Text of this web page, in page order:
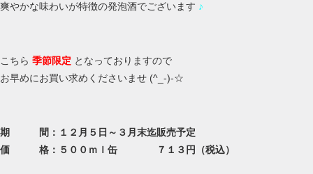
爽やかな味わいが特徴の発泡酒でございます ♪
こちら 季節限定 となっておりますので
お早めにお買い求めくださいませ (^_-)-☆
期 間：１２月５日～３月末迄販売予定
価 格：５００ｍｌ缶 ７１３円（税込）